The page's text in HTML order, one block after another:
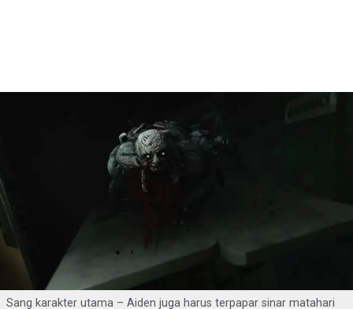
Sang karakter utama – Aiden juga harus terpapar sinar matahari